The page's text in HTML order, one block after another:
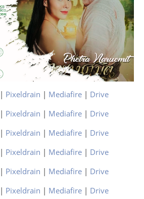
| Pixeldrain | Mediafire | Drive
| Pixeldrain | Mediafire | Drive
| Pixeldrain | Mediafire | Drive
| Pixeldrain | Mediafire | Drive
| Pixeldrain | Mediafire | Drive
| Pixeldrain | Mediafire | Drive